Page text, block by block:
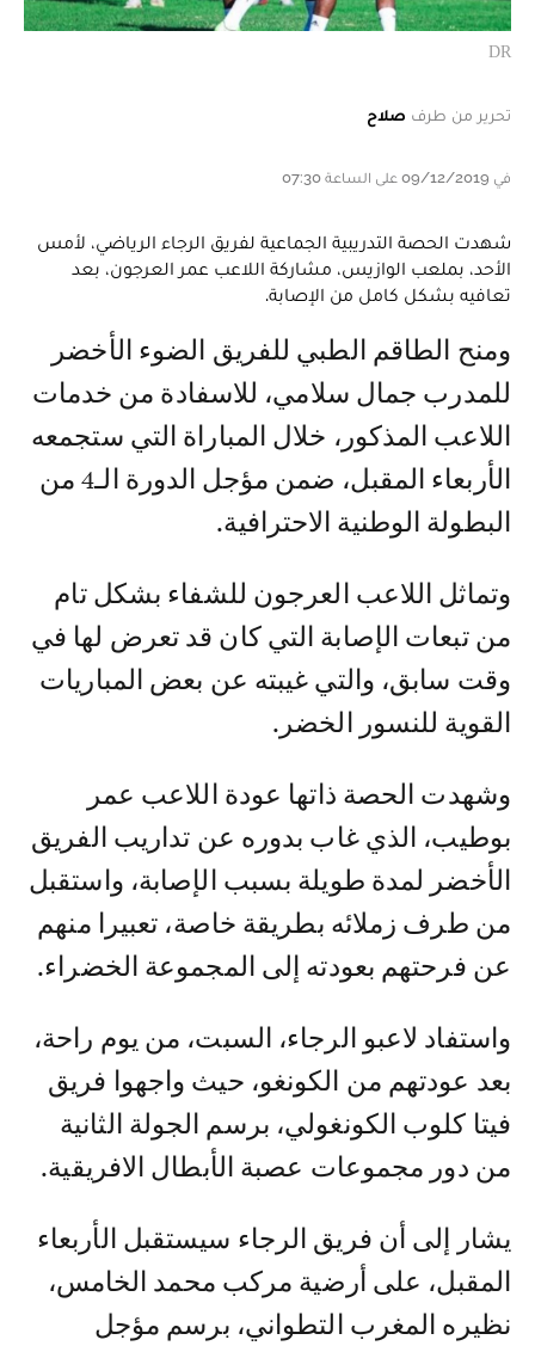
DR
تحرير من طرف صلاح
في 09/12/2019 على الساعة 07:30
شهدت الحصة التدريبية الجماعية لفريق الرجاء الرياضي، لأمس
الأحد، بملعب الوازيس، مشاركة اللاعب عمر العرجون، بعد
تعافيه بشكل كامل من الإصابة.
ومنح الطاقم الطبي للفريق الضوء الأخضر
للمدرب جمال سلامي، للاسفادة من خدمات
اللاعب المذكور، خلال المباراة التي ستجمعه
الأربعاء المقبل، ضمن مؤجل الدورة الـ4 من
البطولة الوطنية الاحترافية.
وتماثل اللاعب العرجون للشفاء بشكل تام
من تبعات الإصابة التي كان قد تعرض لها في
وقت سابق، والتي غيبته عن بعض المباريات
القوية للنسور الخضر.
وشهدت الحصة ذاتها عودة اللاعب عمر
بوطيب، الذي غاب بدوره عن تداريب الفريق
الأخضر لمدة طويلة بسبب الإصابة، واستقبل
من طرف زملائه بطريقة خاصة، تعبيرا منهم
عن فرحتهم بعودته إلى المجموعة الخضراء.
واستفاد لاعبو الرجاء، السبت، من يوم راحة،
بعد عودتهم من الكونغو، حيث واجهوا فريق
فيتا كلوب الكونغولي، برسم الجولة الثانية
من دور مجموعات عصبة الأبطال الافريقية.
يشار إلى أن فريق الرجاء سيستقبل الأربعاء
المقبل، على أرضية مركب محمد الخامس،
نظيره المغرب التطواني، برسم مؤجل